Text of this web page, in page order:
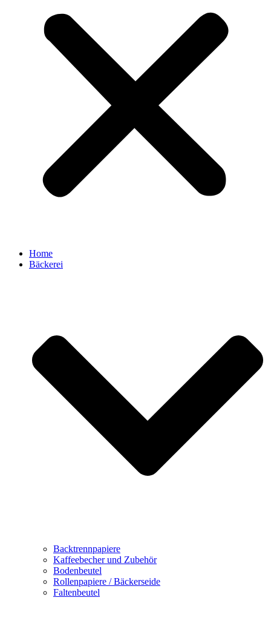
Home
Bäckerei
Backtrennpapiere
Kaffeebecher und Zubehör
Bodenbeutel
Rollenpapiere / Bäckerseide
Faltenbeutel